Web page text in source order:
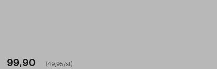
99,90
(49,95/st)